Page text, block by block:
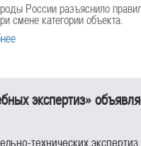
России разъяснило
смене категории объекта.
экспертиз»
технических экспертиз,